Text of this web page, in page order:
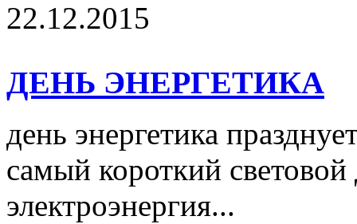
22.12.2015
ДЕНЬ ЭНЕРГЕТИКА
день энергетика
самый короткий световой
электроэнергия...